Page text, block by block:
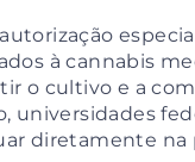
à cannabis
o cultivo e a
universidades
diretamente na